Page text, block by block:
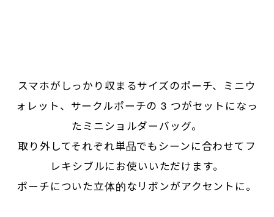
スマホがしっかり収まるサイズのポーチ、ミニウ
ォレット、サークルポーチの 3 つがセットになっ
たミニショルダーバッグ。
取り外してそれぞれ単品でもシーンに合わせてフ
レキシブルにお使いいただけます。
ポーチについた立体的なリボンがアクセントに。